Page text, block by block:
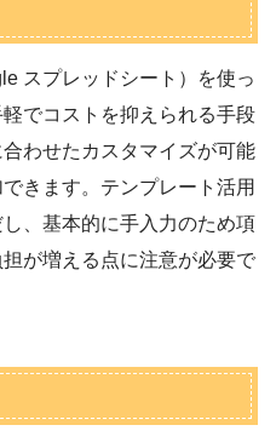
スプレッドシート）を使っ
でコストを抑えられる手段
わせたカスタマイズが可能
きます。テンプレート活用
、基本的に手入力のため項
が増える点に注意が必要で